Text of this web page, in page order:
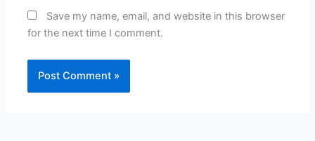
Save my name, email, and website in this browser
for the next time I comment.